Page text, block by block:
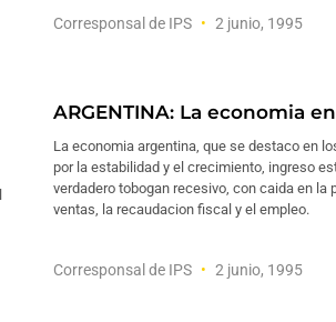
Corresponsal de IPS 2 junio, 1995
ARGENTINA: La economia
La economia argentina, que se destaco en
por la estabilidad y el crecimiento, ingreso
verdadero tobogan recesivo, con caida en la
ventas, la recaudacion fiscal y el empleo.
Corresponsal de IPS 2 junio, 1995